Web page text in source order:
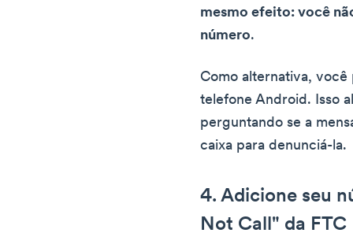
mesmo efeito: você
número.
Como alternativa,
telefone Android. Isso
perguntando se a
caixa para denunciá-la.
4. Adicione seu
Not Call" da FTC